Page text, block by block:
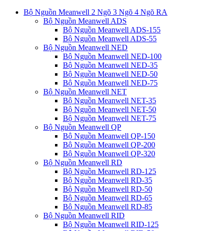
Bộ Nguồn Meanwell 2 Ngõ 3 Ngõ 4 Ngõ RA
Bộ Nguồn Meanwell ADS
Bộ Nguồn Meanwell ADS-155
Bộ Nguồn Meanwell ADS-55
Bộ Nguồn Meanwell NED
Bộ Nguồn Meanwell NED-100
Bộ Nguồn Meanwell NED-35
Bộ Nguồn Meanwell NED-50
Bộ Nguồn Meanwell NED-75
Bộ Nguồn Meanwell NET
Bộ Nguồn Meanwell NET-35
Bộ Nguồn Meanwell NET-50
Bộ Nguồn Meanwell NET-75
Bộ Nguồn Meanwell QP
Bộ Nguồn Meanwell QP-150
Bộ Nguồn Meanwell QP-200
Bộ Nguồn Meanwell QP-320
Bộ Nguồn Meanwell RD
Bộ Nguồn Meanwell RD-125
Bộ Nguồn Meanwell RD-35
Bộ Nguồn Meanwell RD-50
Bộ Nguồn Meanwell RD-65
Bộ Nguồn Meanwell RD-85
Bộ Nguồn Meanwell RID
Bộ Nguồn Meanwell RID-125